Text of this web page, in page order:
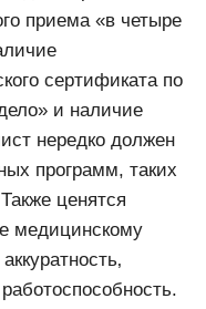
приема «в четыре
сертификата по
и наличие
нередко должен
программ, таких
ценятся
медицинскому